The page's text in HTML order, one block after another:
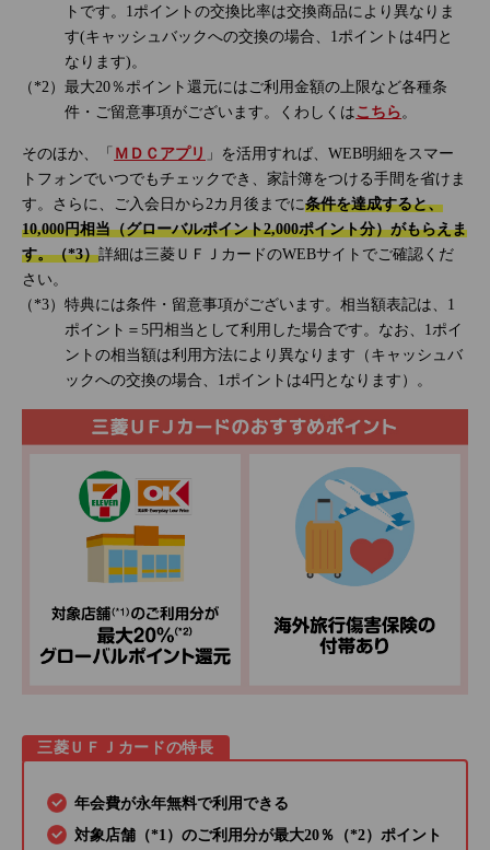
トです。1ポイントの交換比率は交換商品により異なりま
す(キャッシュバックへの交換の場合、1ポイントは4円と
なります)。
最大20％ポイント還元にはご利用金額の上限など各種条
件・ご留意事項がございます。くわしくはこちら。
そのほか、「 ＭＤＣアプリ 」を活用すれば、WEB明細をスマー
トフォンでいつでもチェックでき、家計簿をつける手間を省けま
す。さらに、ご入会日から2カ月後までに条件を達成すると、
10,000円相当（グローバルポイント2,000ポイント分）がもらえま
す。（*3）詳細は三菱ＵＦＪカードのWEBサイトでご確認くだ
さい。
特典には条件・留意事項がございます。相当額表記は、1
ポイント＝5円相当として利用した場合です。なお、1ポイ
ントの相当額は利用方法により異なります（キャッシュバ
ックへの交換の場合、1ポイントは4円となります）。
三菱ＵＦＪカードの特長
年会費が永年無料で利用できる
対象店舗（*1）のご利用分が最大20％（*2）ポイント